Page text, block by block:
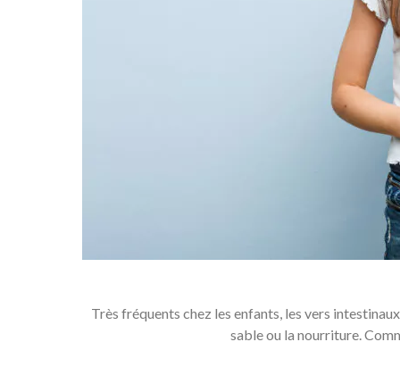
Très fréquents chez les enfants, les vers
sable ou la nourriture.